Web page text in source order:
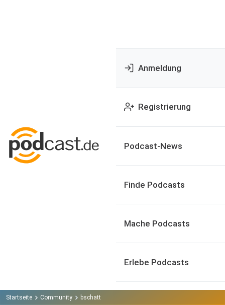
Anmeldung
Registrierung
Podcast-News
Finde Podcasts
Mache Podcasts
Erlebe Podcasts
Startseite Community bschatt